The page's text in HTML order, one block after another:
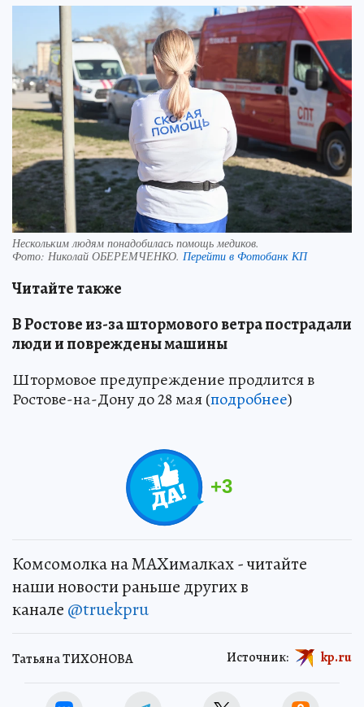
Нескольким людям понадобилась помощь медиков.
Фото: Николай ОБЕРЕМЧЕНКО. Перейти в Фотобанк КП
Читайте также
В Ростове из-за штормового ветра пострадали
люди и повреждены машины
Штормовое предупреждение продлится в
Ростове-на-Дону до 28 мая (подробнее)
+3
Комсомолка на MAXималках - читайте
наши новости раньше других в
канале @truekpru
Татьяна ТИХОНОВА Источник: kp.ru